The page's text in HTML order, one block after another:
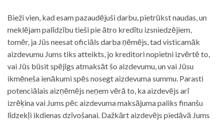
Bieži vien, kad esam pazaudējuši darbu, pietrūkst naudas, un
meklējam palīdzību tieši pie ātro kredītu izsniedzējiem,
tomēr, ja Jūs neesat oficiāls darba ņēmējs, tad visticamāk
aizdevumu Jums tiks atteikts, jo kreditori nopietni izvērtē to,
vai Jūs būsit spējīgs atmaksāt šo aizdevumu, un vai Jūsu
ikmēneša ienākumi spēs nosegt aizdevuma summu. Parasti
potenciālais aizņēmējs neņem vērā to, ka aizdevējs arī
izrēķina vai Jums pēc aizdevuma maksājuma paliks finanšu
līdzekļi ikdienas dzīvošanai. Dažkārt aizdevējs piedāvā Jums